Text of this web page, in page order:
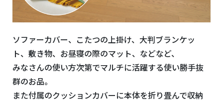
ソファーカバー、こたつの上掛け、大判ブランケッ
ト、敷き物、お昼寝の際のマット、などなど、
みなさんの使い方次第でマルチに活躍する使い勝手抜
群のお品。
また付属のクッションカバーに本体を折り畳んで収納